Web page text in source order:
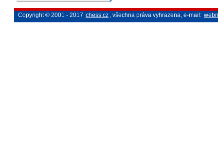
Copyright © 2001 - 2017 chess.cz , všechna práva vyhrazena, e-mail: